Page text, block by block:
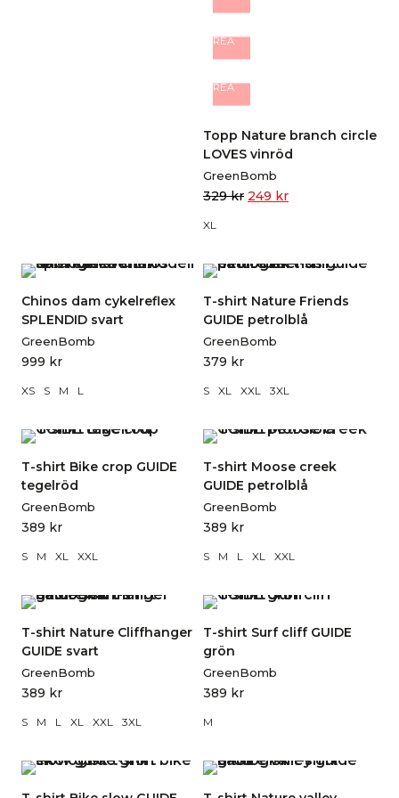
REA
REA
Topp Nature branch circle
LOVES vinröd
GreenBomb
329kr 249 kr
XL
Chinos dam cykelreflex
SPLENDID svart
GreenBomb
999 kr
XS S M L
T-shirt Nature Friends
GUIDE petrolblå
GreenBomb
379 kr
S XL XXL 3XL
T-shirt Bike crop GUIDE
tegelröd
GreenBomb
389 kr
S M XL XXL
T-shirt Moose creek
GUIDE petrolblå
GreenBomb
389 kr
S M L XL XXL
T-shirt Nature Cliffhanger
GUIDE svart
GreenBomb
389 kr
S M L XL XXL 3XL
T-shirt Surf cliff GUIDE
grön
GreenBomb
389 kr
M